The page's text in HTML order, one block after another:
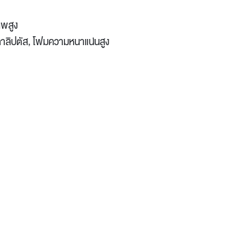
สูง
ลิปตัส, โฟมความหนาแน่นสูง